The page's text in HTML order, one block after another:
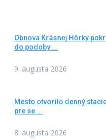
Obnova Krásnej Hôrky
do podoby ...
9. augusta 2026
Mesto otvorilo denný
pre se ...
8. augusta 2026